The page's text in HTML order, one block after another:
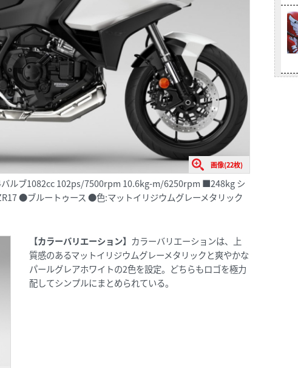
画像(22枚)
ルブ1082cc 102ps/7500rpm 10.6kg-m/6250rpm ■248kg シ
●ブルートゥース ●色:マットイリジウムグレーメタリック
【カラーバリエーション】 カラーバリエーションは、上
質感のあるマットイリジウムグレーメタリックと爽やかな
パールグレアホワイトの2色を設定。どちらもロゴを極力
配してシンプルにまとめられている。